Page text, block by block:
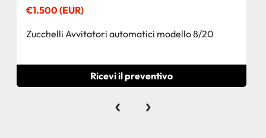
€1.500 (EUR)
Zucchelli Avvitatori automatici modello 8/20
Ricevi il preventivo
‹ ›